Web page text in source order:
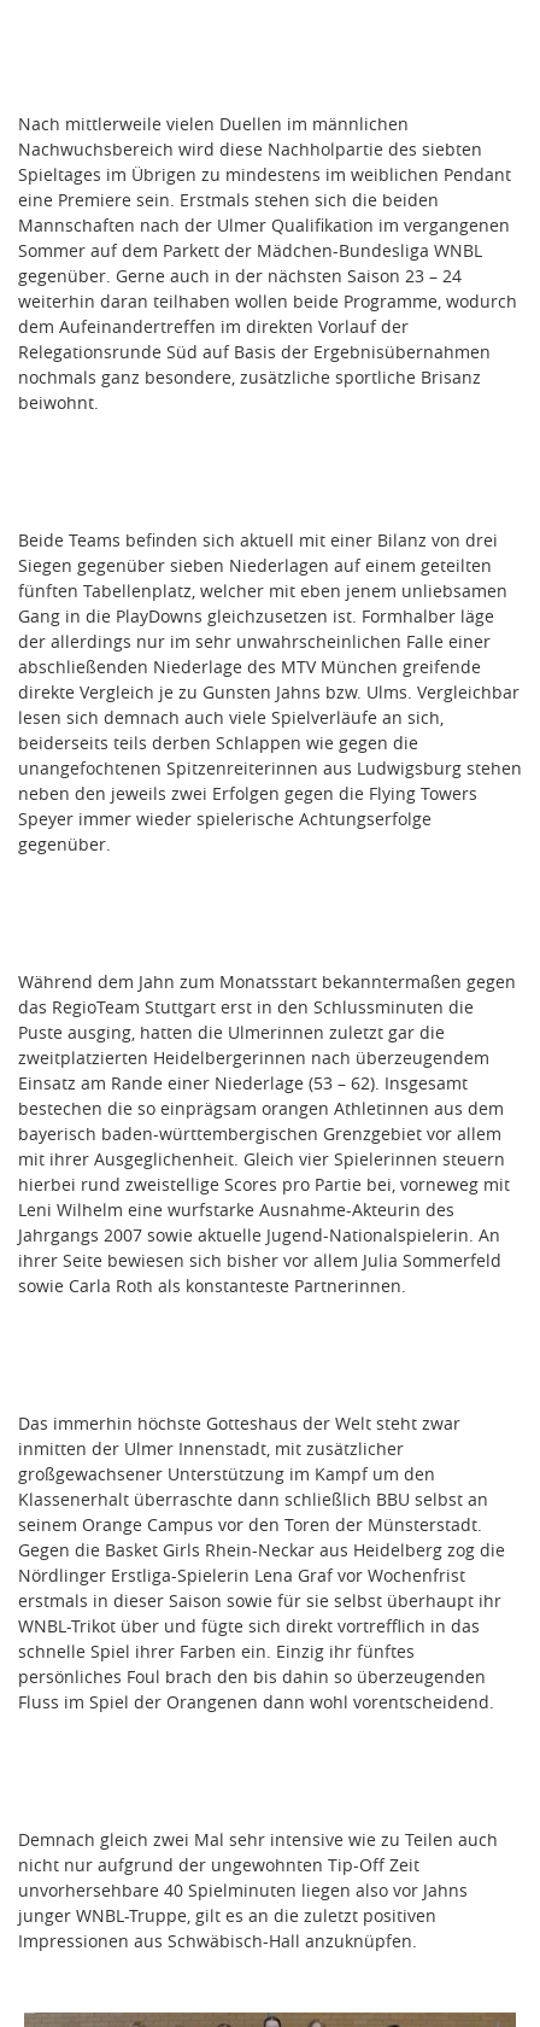
Nach mittlerweile vielen Duellen im männlichen
Nachwuchsbereich wird diese Nachholpartie des siebten
Spieltages im Übrigen zu mindestens im weiblichen Pendant
eine Premiere sein. Erstmals stehen sich die beiden
Mannschaften nach der Ulmer Qualifikation im vergangenen
Sommer auf dem Parkett der Mädchen-Bundesliga WNBL
gegenüber. Gerne auch in der nächsten Saison 23 – 24
weiterhin daran teilhaben wollen beide Programme, wodurch
dem Aufeinandertreffen im direkten Vorlauf der
Relegationsrunde Süd auf Basis der Ergebnisübernahmen
nochmals ganz besondere, zusätzliche sportliche Brisanz
beiwohnt.
Beide Teams befinden sich aktuell mit einer Bilanz von drei
Siegen gegenüber sieben Niederlagen auf einem geteilten
fünften Tabellenplatz, welcher mit eben jenem unliebsamen
Gang in die PlayDowns gleichzusetzen ist. Formhalber läge
der allerdings nur im sehr unwahrscheinlichen Falle einer
abschließenden Niederlage des MTV München greifende
direkte Vergleich je zu Gunsten Jahns bzw. Ulms. Vergleichbar
lesen sich demnach auch viele Spielverläufe an sich,
beiderseits teils derben Schlappen wie gegen die
unangefochtenen Spitzenreiterinnen aus Ludwigsburg stehen
neben den jeweils zwei Erfolgen gegen die Flying Towers
Speyer immer wieder spielerische Achtungserfolge
gegenüber.
Während dem Jahn zum Monatsstart bekanntermaßen gegen
das RegioTeam Stuttgart erst in den Schlussminuten die
Puste ausging, hatten die Ulmerinnen zuletzt gar die
zweitplatzierten Heidelbergerinnen nach überzeugendem
Einsatz am Rande einer Niederlage (53 – 62). Insgesamt
bestechen die so einprägsam orangen Athletinnen aus dem
bayerisch baden-württembergischen Grenzgebiet vor allem
mit ihrer Ausgeglichenheit. Gleich vier Spielerinnen steuern
hierbei rund zweistellige Scores pro Partie bei, vorneweg mit
Leni Wilhelm eine wurfstarke Ausnahme-Akteurin des
Jahrgangs 2007 sowie aktuelle Jugend-Nationalspielerin. An
ihrer Seite bewiesen sich bisher vor allem Julia Sommerfeld
sowie Carla Roth als konstanteste Partnerinnen.
Das immerhin höchste Gotteshaus der Welt steht zwar
inmitten der Ulmer Innenstadt, mit zusätzlicher
großgewachsener Unterstützung im Kampf um den
Klassenerhalt überraschte dann schließlich BBU selbst an
seinem Orange Campus vor den Toren der Münsterstadt.
Gegen die Basket Girls Rhein-Neckar aus Heidelberg zog die
Nördlinger Erstliga-Spielerin Lena Graf vor Wochenfrist
erstmals in dieser Saison sowie für sie selbst überhaupt ihr
WNBL-Trikot über und fügte sich direkt vortrefflich in das
schnelle Spiel ihrer Farben ein. Einzig ihr fünftes
persönliches Foul brach den bis dahin so überzeugenden
Fluss im Spiel der Orangenen dann wohl vorentscheidend.
Demnach gleich zwei Mal sehr intensive wie zu Teilen auch
nicht nur aufgrund der ungewohnten Tip-Off Zeit
unvorhersehbare 40 Spielminuten liegen also vor Jahns
junger WNBL-Truppe, gilt es an die zuletzt positiven
Impressionen aus Schwäbisch-Hall anzuknüpfen.